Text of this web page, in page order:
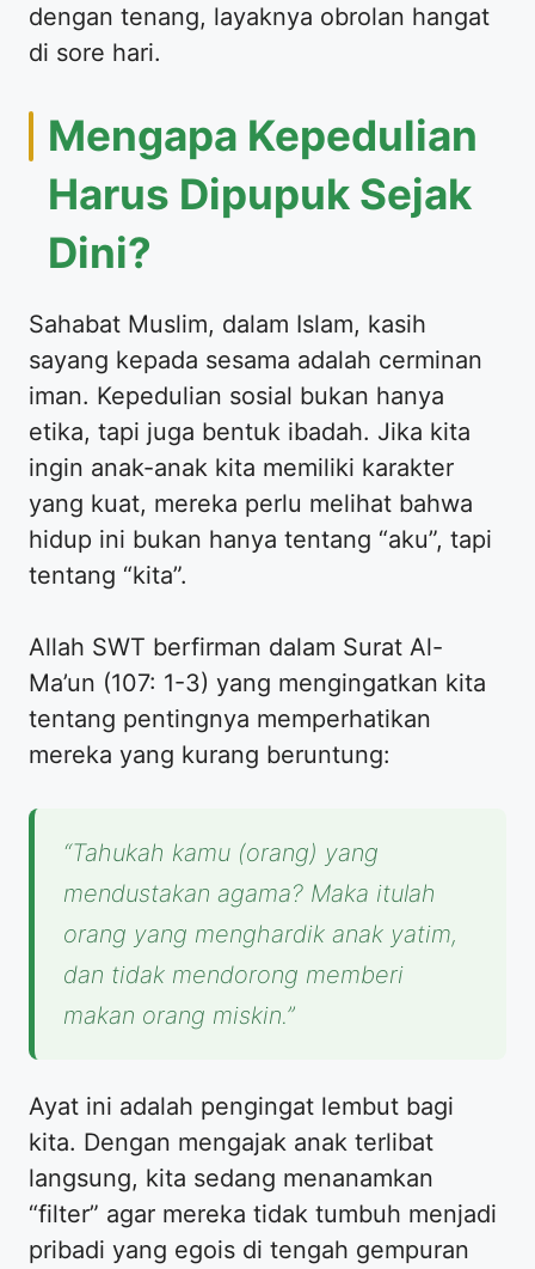
dengan tenang, layaknya obrolan hangat
di sore hari.
​Mengapa Kepedulian
Harus Dipupuk Sejak
Dini?
​Sahabat Muslim, dalam Islam, kasih
sayang kepada sesama adalah cerminan
iman. Kepedulian sosial bukan hanya
etika, tapi juga bentuk ibadah. Jika kita
ingin anak-anak kita memiliki karakter
yang kuat, mereka perlu melihat bahwa
hidup ini bukan hanya tentang “aku”, tapi
tentang “kita”.
​Allah SWT berfirman dalam Surat Al-
Ma’un (107: 1-3) yang mengingatkan kita
tentang pentingnya memperhatikan
mereka yang kurang beruntung:
“Tahukah kamu (orang) yang
mendustakan agama? Maka itulah
orang yang menghardik anak yatim,
dan tidak mendorong memberi
makan orang miskin.”
​Ayat ini adalah pengingat lembut bagi
kita. Dengan mengajak anak terlibat
langsung, kita sedang menanamkan
“filter” agar mereka tidak tumbuh menjadi
pribadi yang egois di tengah gempuran